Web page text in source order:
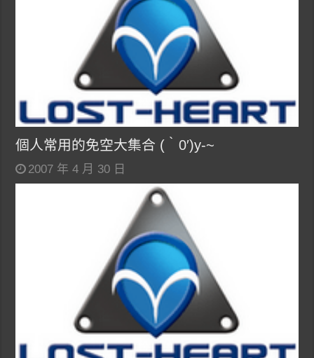
個人常用的免空大集合 (‵0′)y-~
2007 年 4 月 30 日